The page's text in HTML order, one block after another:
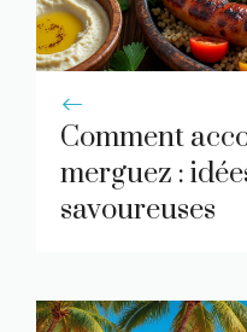
Comment
merguez :
savoureuses